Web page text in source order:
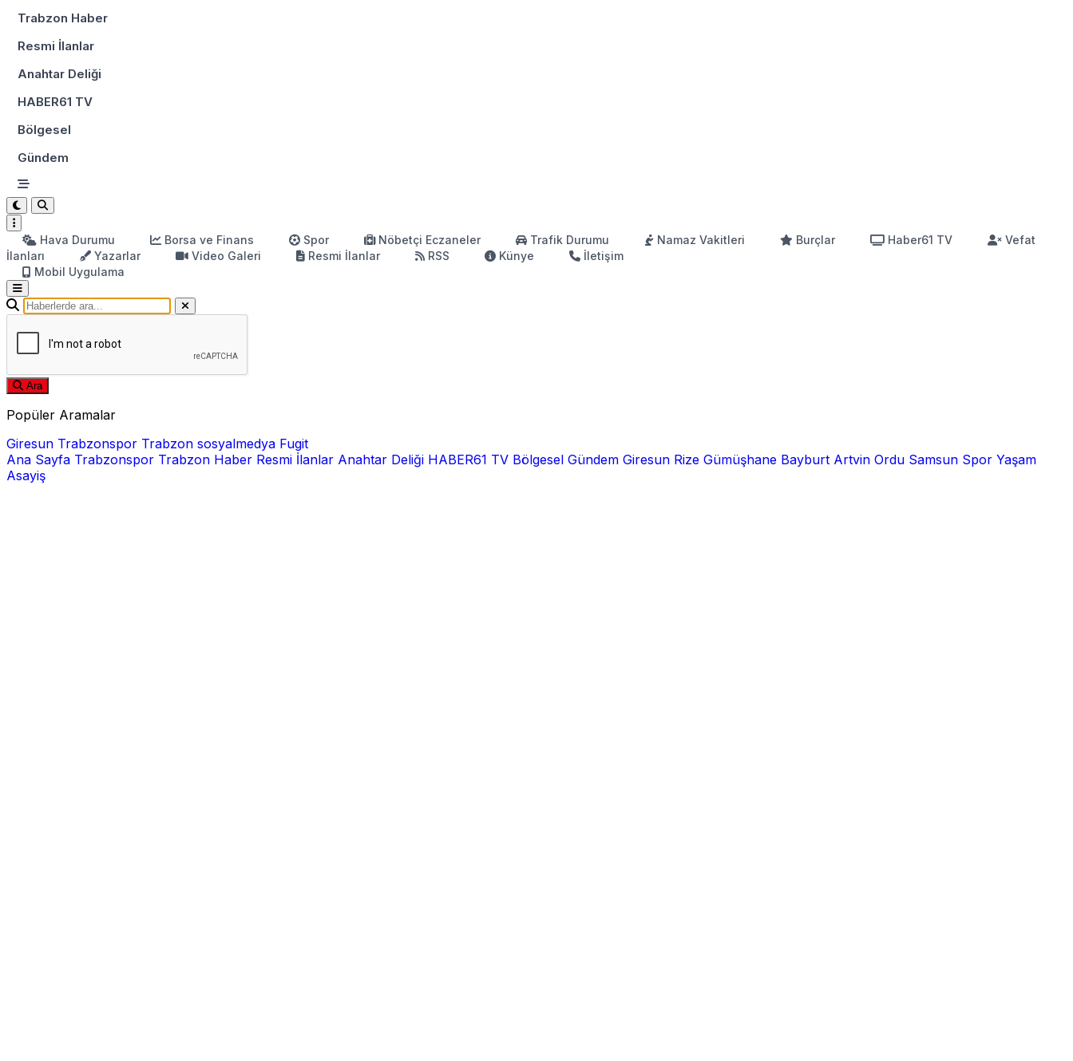
Trabzon Haber
Resmi İlanlar
Anahtar Deliği
HABER61 TV
Bölgesel
Gündem
Hava Durumu Borsa ve Finans Spor Nöbetçi Eczaneler Trafik Durumu Namaz Vakitleri Burçlar Haber61 TV
Vefat
İlanları
Yazarlar Video Galeri Resmi İlanlar RSS Künye
İletişim
Mobil Uygulama
Ara
Popüler Aramalar
Giresun Trabzonspor Trabzon sosyalmedya Fugit
Ana Sayfa Trabzonspor Trabzon Haber Resmi İlanlar Anahtar Deliği HABER61 TV Bölgesel Gündem Giresun Rize Gümüşhane Bayburt Artvin Ordu Samsun Spor Yaşam
Asayiş